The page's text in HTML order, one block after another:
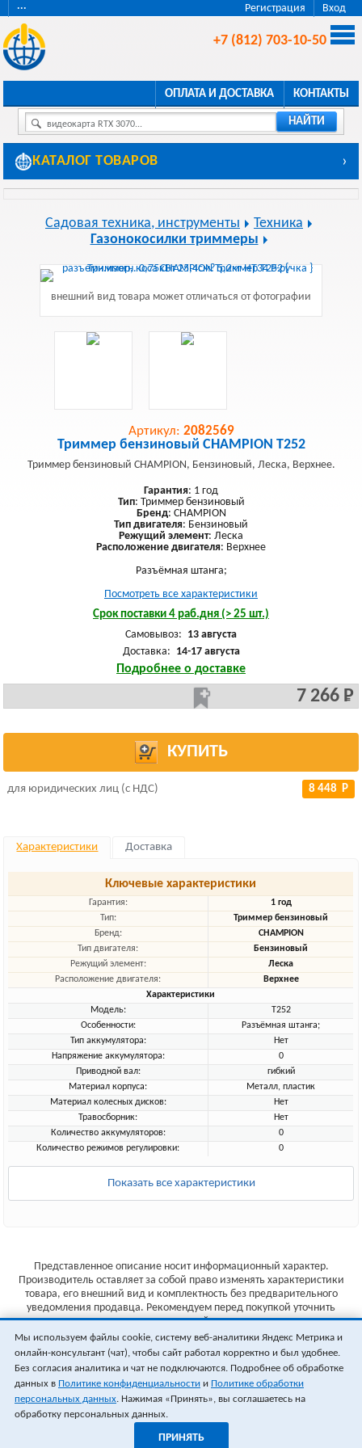
Регистрация Вход
···
+7 (812) 703-10-50
ОПЛАТА И ДОСТАВКА КОНТАКТЫ
видеокарта RTX 3070... НАЙТИ
КАТАЛОГ ТОВАРОВ ›
Садовая техника, инструменты
Техника
Газонокосилки триммеры
внешний вид товара может отличаться от фотографии
Артикул: 2082569
Триммер бензиновый CHAMPION Т252
Триммер бензиновый CHAMPION, Бензиновый, Леска, Верхнее.
Гарантия: 1 год
Тип: Триммер бензиновый
Бренд: CHAMPION
Тип двигателя: Бензиновый
Режущий элемент: Леска
Расположение двигателя: Верхнее
Разъёмная штанга;
Посмотреть все характеристики
Срок поставки 4 раб.дня (> 25 шт.)
Самовывоз: 13 августа
Доставка: 14-17 августа
Подробнее о доставке
7 266 Р
КУПИТЬ
для юридических лиц (с НДС) 8 448 Р
Характеристики Доставка
Ключевые характеристики
Гарантия:
1 год
Тип:
Триммер бензиновый
Бренд:
CHAMPION
Тип двигателя:
Бензиновый
Режущий элемент:
Леска
Расположение двигателя:
Верхнее
Характеристики
Модель:
T252
Особенности:
Разъёмная штанга;
Тип аккумулятора:
Нет
Напряжение аккумулятора:
0
Приводной вал:
гибкий
Материал корпуса:
Металл, пластик
Материал колесных дисков:
Нет
Травосборник:
Нет
Количество аккумуляторов:
0
Количество режимов регулировки:
0
Показать все характеристики
Представленное описание носит информационный характер.
Производитель оставляет за собой право изменять характеристики
товара, его внешний вид и комплектность без предварительного
уведомления продавца. Рекомендуем перед покупкой уточнить
характеристики товара на сайте производителя.
Указанные цены не являются публичной офертой (ст.435 ГК РФ).
Стоимость и наличие товара уточняйте у менеджера.
Мы используем файлы cookie, систему веб-аналитики Яндекс Метрика и
онлайн-консультант (чат), чтобы сайт работал корректно и был удобнее.
Без согласия аналитика и чат не подключаются. Подробнее об обработке
данных в Политике конфиденциальности и Политике обработки
персональных данных. Нажимая «Принять», вы соглашаетесь на
обработку персональных данных.
ПРИНЯТЬ